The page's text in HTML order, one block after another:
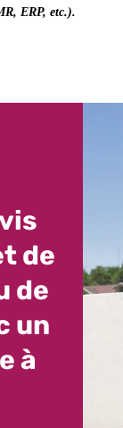
ERP, etc.).
de
de
un
à